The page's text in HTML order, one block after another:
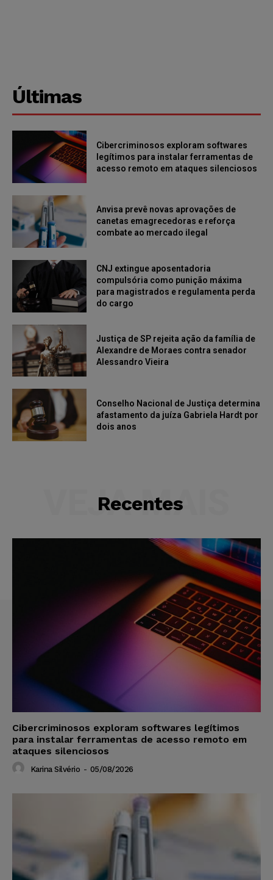
Últimas
Cibercriminosos exploram softwares
legítimos para instalar ferramentas de
acesso remoto em ataques silenciosos
Anvisa prevê novas aprovações de
canetas emagrecedoras e reforça
combate ao mercado ilegal
CNJ extingue aposentadoria
compulsória como punição máxima
para magistrados e regulamenta perda
do cargo
Justiça de SP rejeita ação da família de
Alexandre de Moraes contra senador
Alessandro Vieira
Conselho Nacional de Justiça determina
afastamento da juíza Gabriela Hardt por
dois anos
Recentes
VEJA MAIS
Cibercriminosos exploram softwares legítimos
para instalar ferramentas de acesso remoto em
ataques silenciosos
Karina Silvério - 05/08/2026